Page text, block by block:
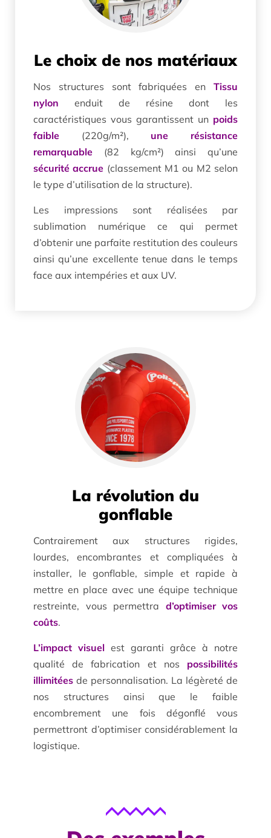
Le choix de nos matériaux
Nos structures sont fabriquées en Tissu
nylon enduit de résine dont les
caractéristiques vous garantissent un poids
faible (220g/m²), une résistance
remarquable (82 kg/cm²) ainsi qu’une
sécurité accrue (classement M1 ou M2 selon
le type d’utilisation de la structure).
Les impressions sont réalisées par
sublimation numérique ce qui permet
d’obtenir une parfaite restitution des couleurs
ainsi qu’une excellente tenue dans le temps
face aux intempéries et aux UV.
La révolution du
gonflable
Contrairement aux structures rigides,
lourdes, encombrantes et compliquées à
installer, le gonflable, simple et rapide à
mettre en place avec une équipe technique
restreinte, vous permettra d’optimiser vos
coûts.
L’impact visuel est garanti grâce à notre
qualité de fabrication et nos possibilités
illimitées de personnalisation. La légèreté de
nos structures ainsi que le faible
encombrement une fois dégonflé vous
permettront d’optimiser considérablement la
logistique.